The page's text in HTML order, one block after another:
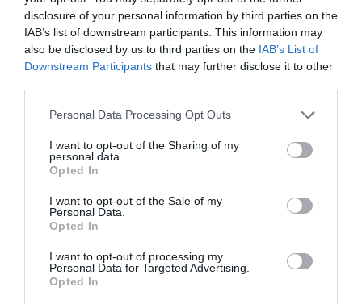
disclosure of your personal information by third parties on the
IAB’s list of downstream participants. This information may
also be disclosed by us to third parties on the IAB’s List of
Downstream Participants that may further disclose it to other
Personal Data Processing Opt Outs
I want to opt-out of the Sharing of my
personal data.
Opted In
I want to opt-out of the Sale of my
Personal Data.
Opted In
I want to opt-out of processing my
Personal Data for Targeted Advertising.
Opted In
Εθνική Αναγνώριση
Τόμοι/Τεύχη
Σύνδεσμοι
Επικοινωνία